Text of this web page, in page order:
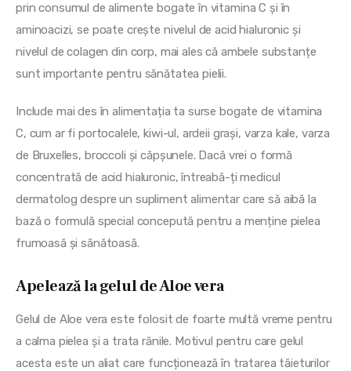
prin consumul de alimente bogate în vitamina C și în
aminoacizi, se poate crește nivelul de acid hialuronic și
nivelul de colagen din corp, mai ales că ambele substanțe
sunt importante pentru sănătatea pielii.
Include mai des în alimentația ta surse bogate de vitamina
C, cum ar fi portocalele, kiwi-ul, ardeii grași, varza kale, varza
de Bruxelles, broccoli și căpșunele. Dacă vrei o formă
concentrată de acid hialuronic, întreabă-ți medicul
dermatolog despre un supliment alimentar care să aibă la
bază o formulă special concepută pentru a menține pielea
frumoasă și sănătoasă.
Apelează la gelul de Aloe vera
Gelul de Aloe vera este folosit de foarte multă vreme pentru
a calma pielea și a trata rănile. Motivul pentru care gelul
acesta este un aliat care funcționează în tratarea tăieturilor